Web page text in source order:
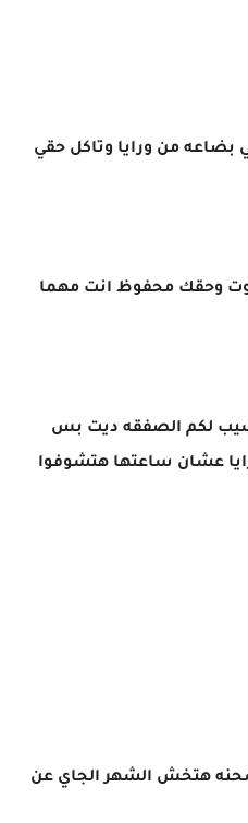
بضاعه من ورايا وتاكل حقي
وحقك محفوظ انت مهما
لكم الصفقه ديت بس
عشان ساعتها هتشوفوا
هتخش الشهر الجاي عن